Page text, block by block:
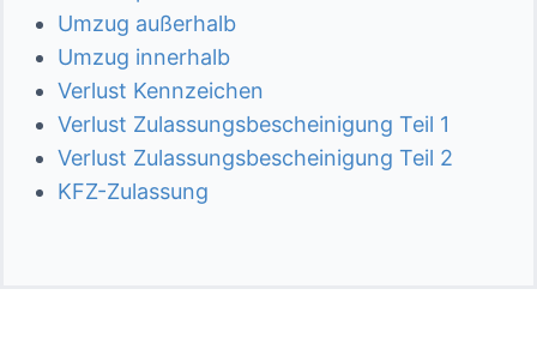
Umzug außerhalb
Umzug innerhalb
Verlust Kennzeichen
Verlust Zulassungsbescheinigung Teil 1
Verlust Zulassungsbescheinigung Teil 2
KFZ-Zulassung